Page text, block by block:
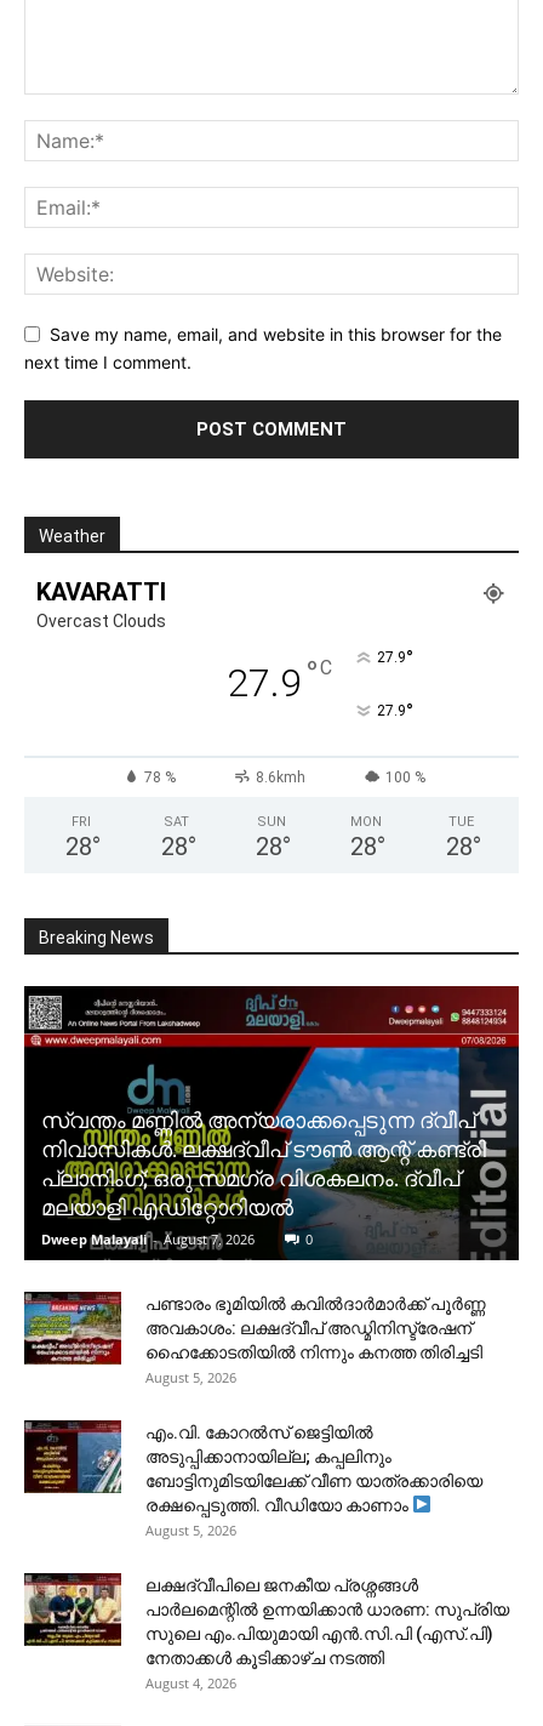
Save my name, email, and website in this browser for the
next time I comment.
Weather
KAVARATTI
Overcast Clouds
27.9 °C 27.9°
27.9°
78 % 8.6kmh 100 %
FRI
28°
SAT
28°
SUN
28°
MON
28°
TUE
28°
Breaking News
സ്വന്തം മണ്ണിൽ അന്യരാക്കപ്പെടുന്ന ദ്വീപ്
നിവാസികൾ. ലക്ഷദ്വീപ് ടൗൺ ആന്റ് കണ്ട്രി
പ്ലാനിംഗ്; ഒരു സമഗ്ര വിശകലനം. ദ്വീപ്
മലയാളി എഡിറ്റോറിയൽ
Dweep Malayali - August 7, 2026 0
പണ്ടാരം ഭൂമിയിൽ കവിൽദാർമാർക്ക് പൂർണ്ണ
അവകാശം: ലക്ഷദ്വീപ് അഡ്മിനിസ്ട്രേഷന്
ഹൈക്കോടതിയിൽ നിന്നും കനത്ത തിരിച്ചടി
August 5, 2026
​എം.വി. കോറൽസ് ജെട്ടിയിൽ
അടുപ്പിക്കാനായില്ല; കപ്പലിനും
ബോട്ടിനുമിടയിലേക്ക് വീണ യാത്രക്കാരിയെ
രക്ഷപ്പെടുത്തി. വീഡിയോ കാണാം
August 5, 2026
ലക്ഷദ്വീപിലെ ജനകീയ പ്രശ്നങ്ങൾ
പാർലമെന്റിൽ ഉന്നയിക്കാൻ ധാരണ: സുപ്രിയ
സുലെ എം.പിയുമായി എൻ.സി.പി (എസ്.പി)
നേതാക്കൾ കൂടിക്കാഴ്ച നടത്തി
August 4, 2026